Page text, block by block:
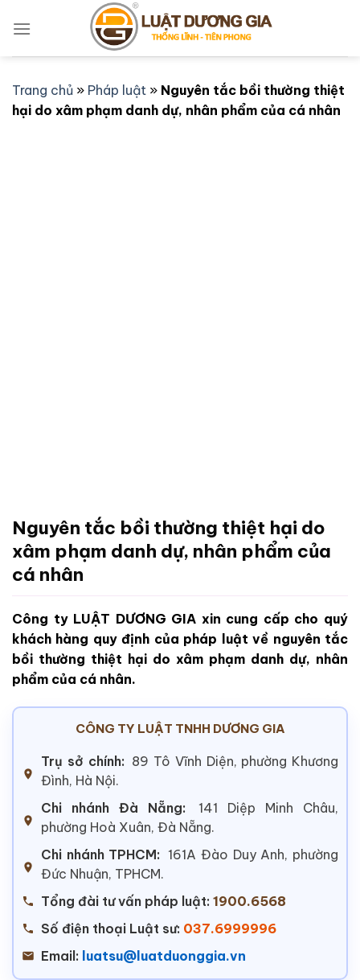
qua
Trang chủ » Pháp luật » Nguyên tắc bồi thường thiệt
hại do xâm phạm danh dự, nhân phẩm của cá nhân
Nguyên tắc bồi thường thiệt hại do
xâm phạm danh dự, nhân phẩm của
cá nhân
Công ty LUẬT DƯƠNG GIA xin cung cấp cho quý
khách hàng quy định của pháp luật về nguyên tắc
bồi thường thiệt hại do xâm phạm danh dự, nhân
phẩm của cá nhân.
CÔNG TY LUẬT TNHH DƯƠNG GIA
Trụ sở chính: 89 Tô Vĩnh Diện, phường Khương
Đình, Hà Nội.
Chi nhánh Đà Nẵng:
141 Diệp Minh Châu,
phường Hoà Xuân, Đà Nẵng.
Chi nhánh TPHCM: 161A Đào Duy Anh, phường
Đức Nhuận, TPHCM.
Tổng đài tư vấn pháp luật: 1900.6568
Số điện thoại Luật sư: 037.6999996
Email: luatsu@luatduonggia.vn